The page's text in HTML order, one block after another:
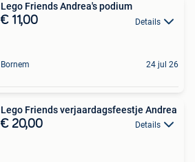
Lego Friends Andrea's podium
€ 11,00 Details
Bornem 24 jul 26
Lego Friends verjaardagsfeestje Andrea
€ 20,00 Details